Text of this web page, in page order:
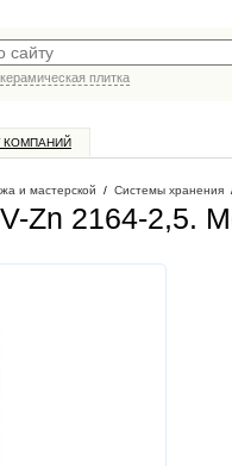
керамическая плитка
КОМПАНИЙ
и мастерской / Системы хранения
Zn 2164-2,5.